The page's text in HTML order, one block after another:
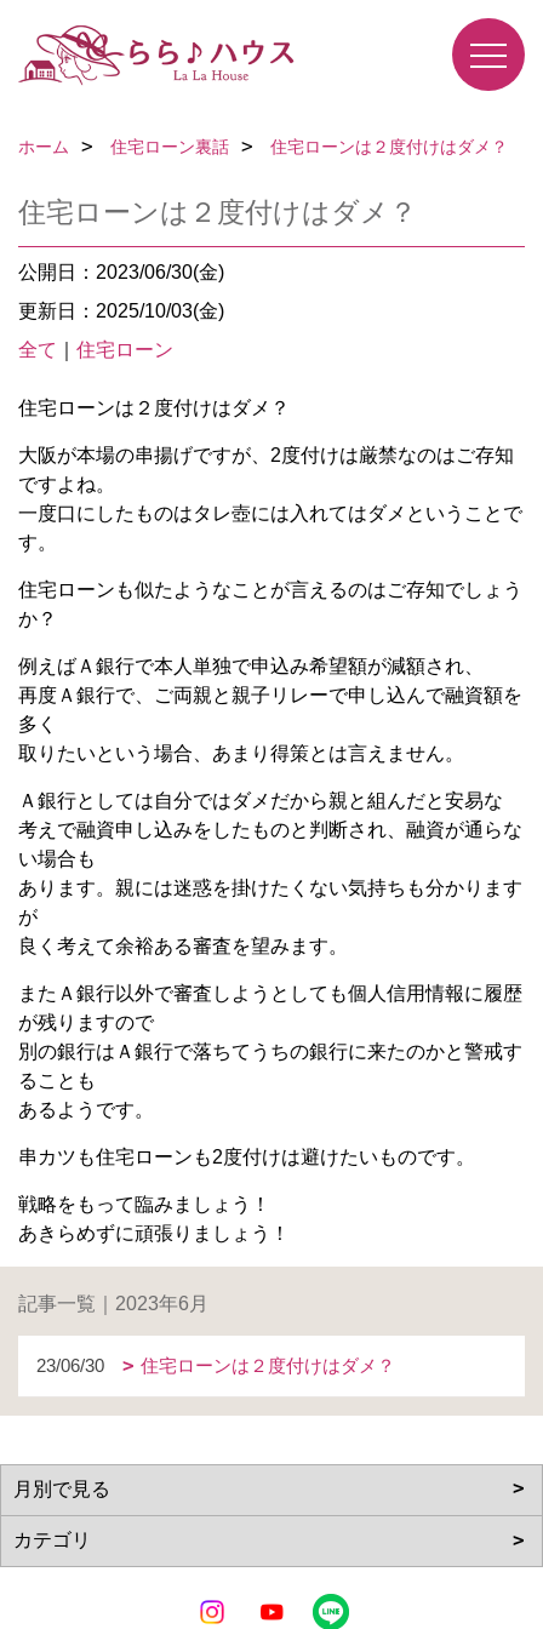
ホーム 住宅ローン裏話 住宅ローンは２度付けはダメ？
住宅ローンは２度付けはダメ？
公開日：2023/06/30(金)
更新日：2025/10/03(金)
全て
住宅ローン
住宅ローンは２度付けはダメ？
大阪が本場の串揚げですが、2度付けは厳禁なのはご存知
ですよね。
一度口にしたものはタレ壺には入れてはダメということで
す。
住宅ローンも似たようなことが言えるのはご存知でしょう
か？
例えばＡ銀行で本人単独で申込み希望額が減額され、
再度Ａ銀行で、ご両親と親子リレーで申し込んで融資額を
多く
取りたいという場合、あまり得策とは言えません。
Ａ銀行としては自分ではダメだから親と組んだと安易な
考えで融資申し込みをしたものと判断され、融資が通らな
い場合も
あります。親には迷惑を掛けたくない気持ちも分かります
が
良く考えて余裕ある審査を望みます。
またＡ銀行以外で審査しようとしても個人信用情報に履歴
が残りますので
別の銀行はＡ銀行で落ちてうちの銀行に来たのかと警戒す
ることも
あるようです。
串カツも住宅ローンも2度付けは避けたいものです。
戦略をもって臨みましょう！
あきらめずに頑張りましょう！
記事一覧｜2023年6月
23/06/30 住宅ローンは２度付けはダメ？